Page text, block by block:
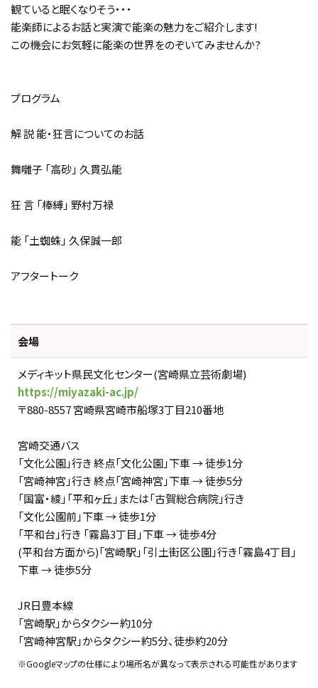
観ていると眠くなりそう・・・
能楽師によるお話と実演で能楽の魅力をご紹介します!
この機会にお気軽に能楽の世界をのぞいてみませんか?
プログラム
解 説 能・狂言についてのお話
舞囃子 「高砂」 久貫弘能
狂 言 「棒縛」 野村万禄
能 「土蜘蛛」 久保誠一郎
アフタートーク
会場
メディキット県民文化センター(宮崎県立芸術劇場)
https://miyazaki-ac.jp/
〒880-8557 宮崎県宮崎市船塚3丁目210番地
宮崎交通バス
「文化公園」行き 終点「文化公園」下車 → 徒歩1分
「宮崎神宮」行き 終点「宮崎神宮」下車 → 徒歩5分
「国富・綾」「平和ヶ丘」または「古賀総合病院」行き
「文化公園前」下車 → 徒歩1分
「平和台」行き 「霧島3丁目」下車 → 徒歩4分
(平和台方面から)「宮崎駅」「引土街区公園」行き「霧島4丁目」
下車 → 徒歩5分
JR日豊本線
「宮崎駅」からタクシー約10分
「宮崎神宮駅」からタクシー約5分、徒歩約20分
※Googleマップの仕様により場所名が異なって表示される可能性があります